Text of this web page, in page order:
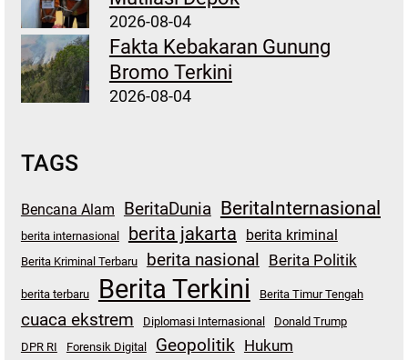
2026-08-04
Fakta Kebakaran Gunung
Bromo Terkini
2026-08-04
TAGS
Bencana Alam BeritaDunia BeritaInternasional
berita internasional berita jakarta berita kriminal
Berita Kriminal Terbaru berita nasional Berita Politik
berita terbaru Berita Terkini Berita Timur Tengah
cuaca ekstrem Diplomasi Internasional
Donald Trump
DPR RI
Forensik Digital Geopolitik Hukum